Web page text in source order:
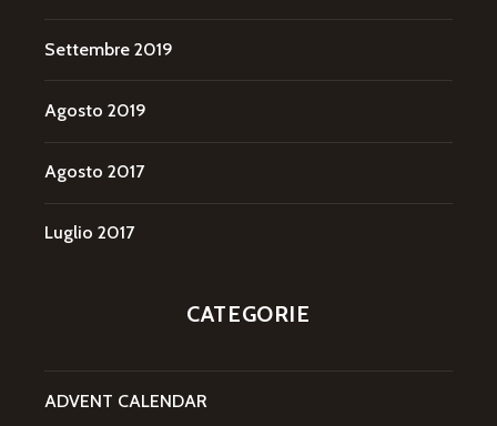
Settembre 2019
Agosto 2019
Agosto 2017
Luglio 2017
CATEGORIE
ADVENT CALENDAR